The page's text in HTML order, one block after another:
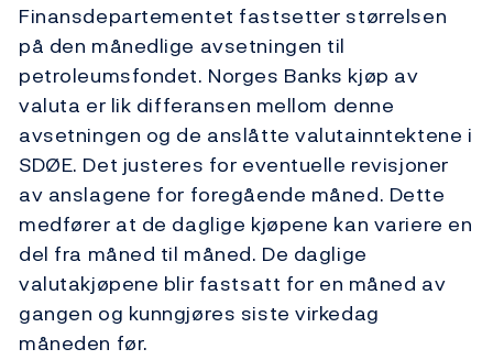
Finansdepartementet fastsetter størrelsen
på den månedlige avsetningen til
petroleumsfondet. Norges Banks kjøp av
valuta er lik differansen mellom denne
avsetningen og de anslåtte valutainntektene i
SDØE. Det justeres for eventuelle revisjoner
av anslagene for foregående måned. Dette
medfører at de daglige kjøpene kan variere en
del fra måned til måned. De daglige
valutakjøpene blir fastsatt for en måned av
gangen og kunngjøres siste virkedag
måneden før.